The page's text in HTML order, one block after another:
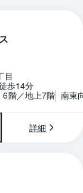
目
歩14分
6階／地上7階 南東
詳細
間取り